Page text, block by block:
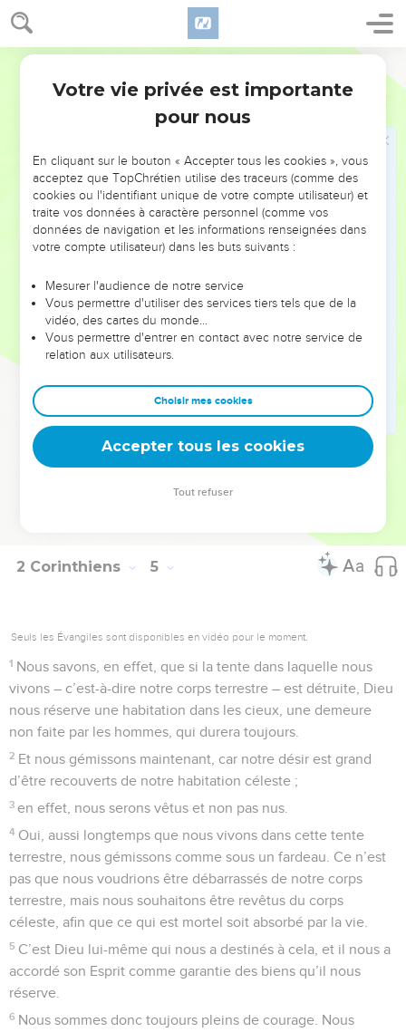
2 Corinthiens 4
pourquoi nous parlons.
14 Nous savons en effet que Dieu, qui a ramené le Seigneur
Jésus et nous fera paraître avec vous en sa présence.
Tout ce que nous endurons, c’est pour vous ; de cette
façon, la grâce de Dieu atteint de plus en plus de personnes,
en augmentant ainsi le nombre de prières de reconnaissance
exprimées à la gloire de Dieu.
Vivre par la foi
notre être physique se détruit peu à peu, notre être spirituel
se renouvelle de jour en jour.
La détresse que nous éprouvons en ce moment est légère
en comparaison de la gloire abondante et éternelle,
Car nous portons notre attention non pas sur ce qui est
visible, mais sur ce qui est invisible. Ce qui est visible est
provisoire, mais ce qui est invisible dure toujours.
© Société biblique française – Bibli’O, 1997, avec autorisation. Pour vous procurer
2 Corinthiens 5
Seuls les Évangiles sont disponibles en vidéo pour le moment.
1 Nous savons, en effet, que si la tente dans laquelle nous
vivons – c’est-à-dire notre corps terrestre – est détruite, Dieu
nous réserve une habitation dans les cieux, une demeure
non faite par les hommes, qui durera toujours.
2 Et nous gémissons maintenant, car notre désir est grand
d’être recouverts de notre habitation céleste ;
3 en effet, nous serons vêtus et non pas nus.
4 Oui, aussi longtemps que nous vivons dans cette tente
terrestre, nous gémissons comme sous un fardeau. Ce n’est
pas que nous voudrions être débarrassés de notre corps
terrestre, mais nous souhaitons être revêtus du corps
céleste, afin que ce qui est mortel soit absorbé par la vie.
5 C’est Dieu lui-même qui nous a destinés à cela, et il nous a
accordé son Esprit comme garantie des biens qu’il nous
réserve.
6 Nous sommes donc toujours pleins de courage. Nous
Votre vie privée est importante
pour nous
En cliquant sur le bouton « Accepter tous les cookies », vous
acceptez que TopChrétien utilise des traceurs (comme des
cookies ou l'identifiant unique de votre compte utilisateur) et
traite vos données à caractère personnel (comme vos
données de navigation et les informations renseignées dans
votre compte utilisateur) dans les buts suivants :
Mesurer l'audience de notre service
Vous permettre d'utiliser des services tiers tels que de la
vidéo, des cartes du monde…
Vous permettre d'entrer en contact avec notre service de
relation aux utilisateurs.
Choisir mes cookies
Accepter tous les cookies
Tout refuser